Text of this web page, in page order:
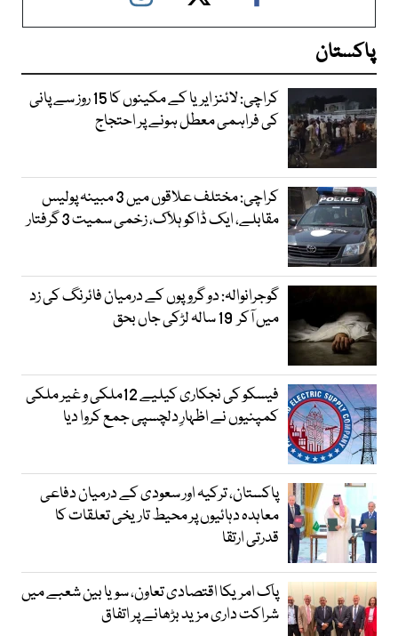
پاکستان
کراچی: لائنز ایریا کے مکینوں کا 15 روز سے پانی
کی فراہمی معطل ہونے پر احتجاج
کراچی: مختلف علاقوں میں 3 مبینہ پولیس
مقابلے، ایک ڈاکو ہلاک، زخمی سمیت 3 گرفتار
گوجرانوالہ: دو گروپوں کے درمیان فائرنگ کی زد
میں آکر 19 سالہ لڑکی جاں بحق
فیسکو کی نجکاری کیلیے 12ملکی و غیر ملکی
کمپنیوں نے اظہارِ دلچسپی جمع کروا دیا
پاکستان، ترکیہ اور سعودی کے درمیان دفاعی
معاہدہ دہائیوں پر محیط تاریخی تعلقات کا
قدرتی ارتقا
پاک امریکا اقتصادی تعاون، سویا بین شعبے میں
شراکت داری مزید بڑھانے پر اتفاق